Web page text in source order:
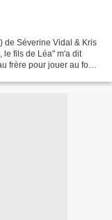
de Séverine Vidal & Kris
le fils de Léa" m'a dit
frère pour jouer au foot.